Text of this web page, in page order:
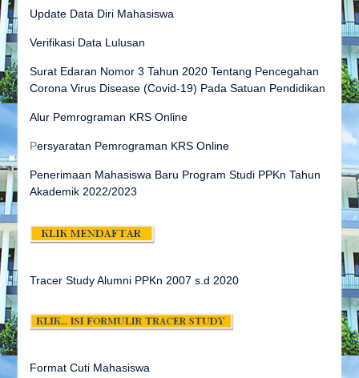
Update Data Diri Mahasiswa
Verifikasi Data Lulusan
Surat Edaran Nomor 3 Tahun 2020 Tentang Pencegahan
Corona Virus Disease (Covid-19) Pada Satuan Pendidikan
Alur Pemrograman KRS Online
Persyaratan Pemrograman KRS Online
Penerimaan Mahasiswa Baru Program Studi PPKn Tahun
Akademik 2022/2023
Tracer Study Alumni PPKn 2007 s.d 2020
Format Cuti Mahasiswa